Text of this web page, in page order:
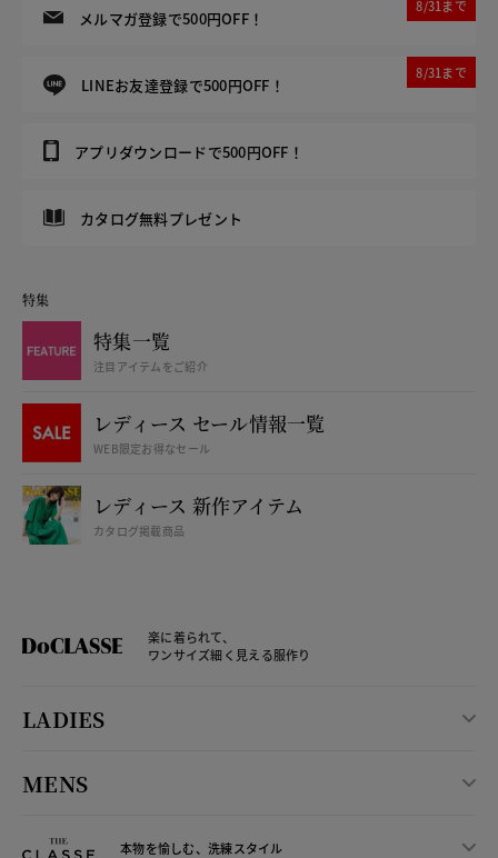
メルマガ登録で500円OFF！
8/31まで
LINEお友達登録で500円OFF！
8/31まで
アプリダウンロードで500円OFF！
カタログ無料プレゼント
特集
特集一覧
注目アイテムをご紹介
レディース セール情報一覧
WEB限定お得なセール
レディース 新作アイテム
カタログ掲載商品
楽に着られて、
ワンサイズ細く見える服作り
LADIES
MENS
本物を愉しむ、洗練スタイル